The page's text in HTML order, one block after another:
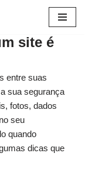
site é
entre suas
sua segurança
fotos, dados
seu
quando
dicas que